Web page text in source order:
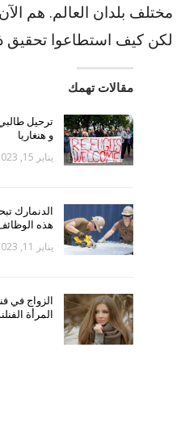
مختلف بلدان العالم. هم
لكن كيف استطاعوا تحقيق
مقالات تهمك
ترحيل
و هنغاريا
يناير 15, 2023
الدنمارك
هذه
يناير 11, 2023
الزواج في
المرأة